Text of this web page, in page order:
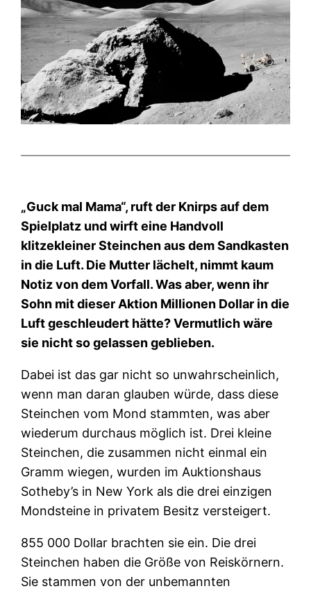
„Guck mal Mama“, ruft der Knirps auf dem
Spielplatz und wirft eine Handvoll
klitzekleiner Steinchen aus dem Sandkasten
in die Luft. Die Mutter lächelt, nimmt kaum
Notiz von dem Vorfall. Was aber, wenn ihr
Sohn mit dieser Aktion Millionen Dollar in die
Luft geschleudert hätte? Vermutlich wäre
sie nicht so gelassen geblieben.
Dabei ist das gar nicht so unwahrscheinlich,
wenn man daran glauben würde, dass diese
Steinchen vom Mond stammten, was aber
wiederum durchaus möglich ist. Drei kleine
Steinchen, die zusammen nicht einmal ein
Gramm wiegen, wurden im Auktionshaus
Sotheby’s in New York als die drei einzigen
Mondsteine in privatem Besitz versteigert.
855 000 Dollar brachten sie ein. Die drei
Steinchen haben die Größe von Reiskörnern.
Sie stammen von der unbemannten